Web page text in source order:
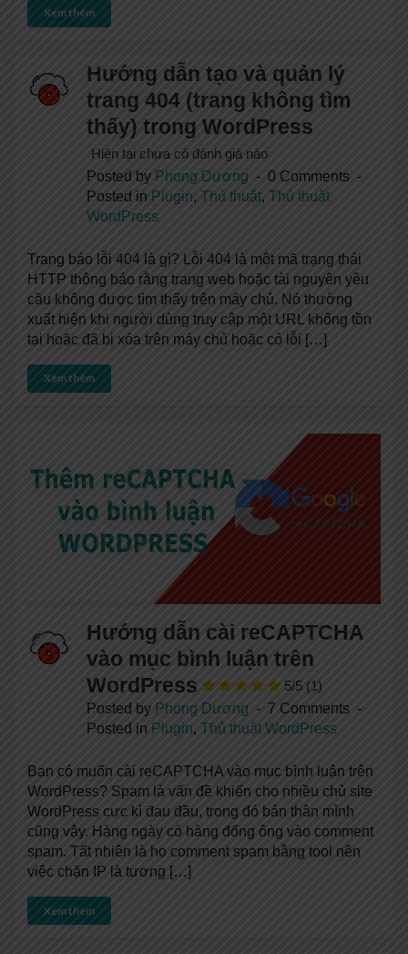
Xem thêm
Hướng dẫn tạo và quản lý
trang 404 (trang không tìm
thấy) trong WordPress
Hiện tại chưa có đánh giá nào
Posted by Phong Dương
0 Comments
Posted in Plugin, Thủ thuật, Thủ thuật
WordPress
Trang báo lỗi 404 là gì? Lỗi 404 là một mã trạng thái
HTTP thông báo rằng trang web hoặc tài nguyên yêu
cầu không được tìm thấy trên máy chủ. Nó thường
xuất hiện khi người dùng truy cập một URL không tồn
tại hoặc đã bị xóa trên máy chủ hoặc có lỗi […]
Xem thêm
Hướng dẫn cài reCAPTCHA
vào mục bình luận trên
WordPress
5/5 (1)
Posted by Phong Dương
7 Comments
Posted in Plugin, Thủ thuật WordPress
Bạn có muốn cài reCAPTCHA vào mục bình luận trên
WordPress? Spam là vấn đề khiến cho nhiều chủ site
WordPress cực kì đau đầu, trong đó bản thân mình
cũng vậy. Hàng ngày có hàng đống ông vào comment
spam. Tất nhiên là họ comment spam bằng tool nên
việc chặn IP là tương […]
Xem thêm